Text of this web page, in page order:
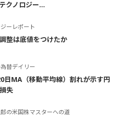
クノロジー...
ーレポート
整は底値をつけたか
替デイリー
日MA（移動平均線）割れが示す円
失
の米国株マスターへの道